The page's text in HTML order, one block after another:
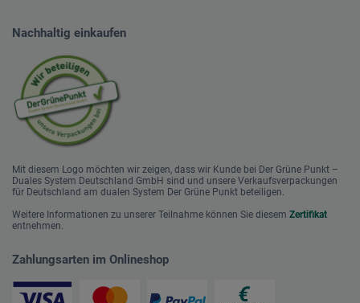
Nachhaltig einkaufen
Mit diesem Logo möchten wir zeigen, dass wir Kunde bei Der Grüne Punkt –
Duales System Deutschland GmbH sind und unsere Verkaufsverpackungen
für Deutschland am dualen System Der Grüne Punkt beteiligen.
Weitere Informationen zu unserer Teilnahme können Sie diesem Zertifikat
entnehmen.
Zahlungsarten im Onlineshop